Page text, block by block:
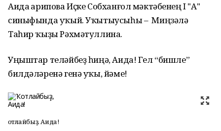
Аида Ғарипова Иҫке Собханғол мәктәбенең I "А"
синыфында уҡый. Уҡытыусыһы – Миңзәлә
Таһир ҡыҙы Рәхмәтуллина.
Уңыштар теләйбеҙ һиңә, Аида! Гел “бишле”
билдәләренә генә уҡы, йәме!
Ҡотлайбыҙ, Аида!